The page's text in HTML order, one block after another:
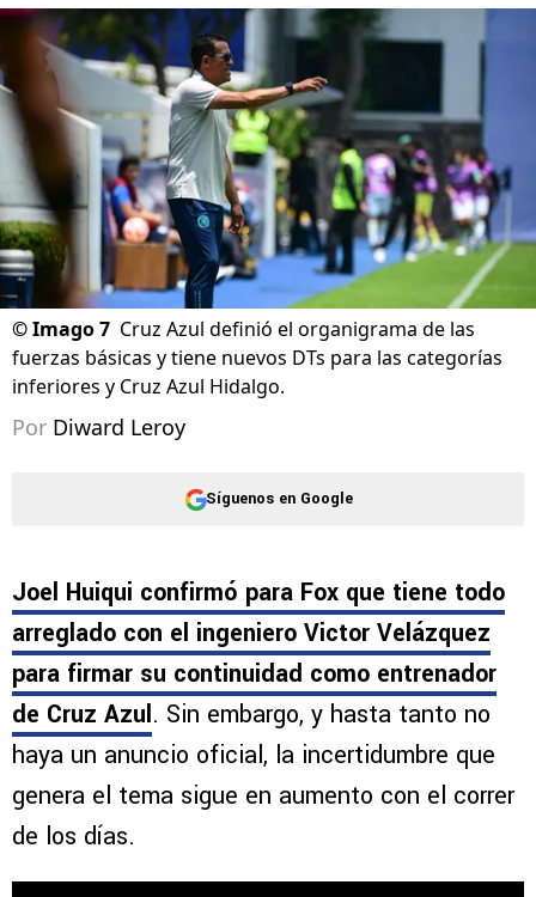
©Imago 7 Cruz Azul definió el organigrama de las
fuerzas básicas y tiene nuevos DTs para las categorías
inferiores y Cruz Azul Hidalgo.
Por Diward Leroy
Síguenos en Google
Joel Huiqui confirmó para Fox que tiene todo
arreglado con el ingeniero Victor Velázquez
para firmar su continuidad como entrenador
de Cruz Azul. Sin embargo, y hasta tanto no
haya un anuncio oficial, la incertidumbre que
genera el tema sigue en aumento con el correr
de los días.